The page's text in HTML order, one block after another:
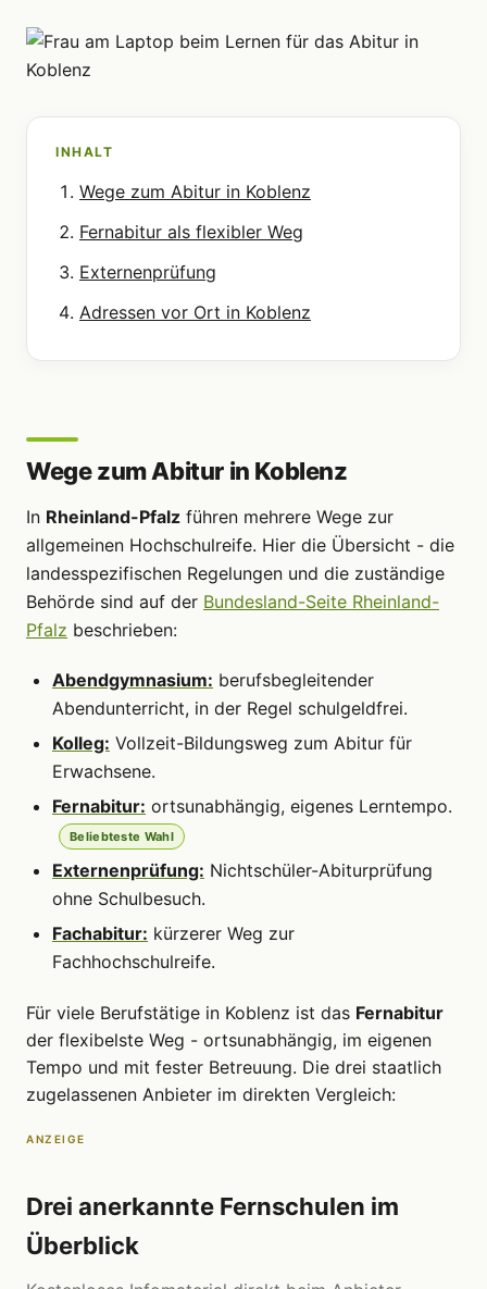
INHALT
Wege zum Abitur in Koblenz
Fernabitur als flexibler Weg
Externenprüfung
Adressen vor Ort in Koblenz
Wege zum Abitur in Koblenz
In Rheinland-Pfalz führen mehrere Wege zur
allgemeinen Hochschulreife. Hier die Übersicht - die
landesspezifischen Regelungen und die zuständige
Behörde sind auf der Bundesland-Seite Rheinland-
Pfalz beschrieben:
Abendgymnasium: berufsbegleitender
Abendunterricht, in der Regel schulgeldfrei.
Kolleg: Vollzeit-Bildungsweg zum Abitur für
Erwachsene.
Fernabitur: ortsunabhängig, eigenes Lerntempo.
Beliebteste Wahl
Externenprüfung: Nichtschüler-Abiturprüfung
ohne Schulbesuch.
Fachabitur: kürzerer Weg zur
Fachhochschulreife.
Für viele Berufstätige in Koblenz ist das Fernabitur
der flexibelste Weg - ortsunabhängig, im eigenen
Tempo und mit fester Betreuung. Die drei staatlich
zugelassenen Anbieter im direkten Vergleich:
ANZEIGE
Drei anerkannte Fernschulen im
Überblick